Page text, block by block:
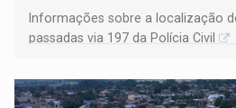
Informações sobre a localização
passadas via 197 da Polícia Civil